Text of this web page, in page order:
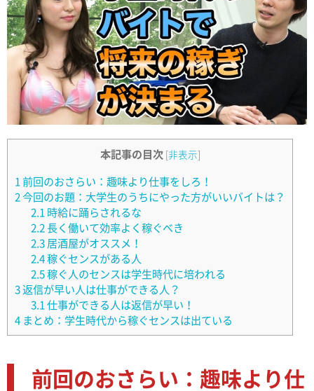
本記事の目次 非表示
1 前回のおさらい：趣味より仕事をしろ！
2 今回のお題：大学生のうちにやった方がいいバイトは？
2.1 時給に踊らされるな
2.2 長く働いて効率よく稼ぐべき
2.3居酒屋がオススメ！
2.4稼ぐセンスがある人
2.5稼ぐ人のセンスは学生時代に培われる
3 返信が早い人は仕事ができる人？
3.1 仕事ができる人は返信が早い！
4 まとめ：学生時代から稼ぐセンスは出ている
前回のおさらい：趣味より仕